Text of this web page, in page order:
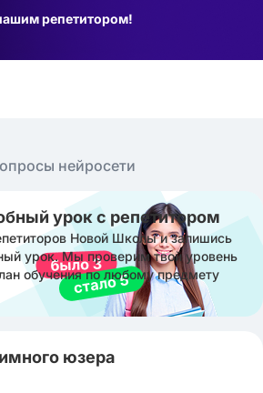
репетитором!
нейросети
урок с репетитором
Новой Школы и запишись
урок. Мы проверим твой уровень
обучения по любому предмету
юзера